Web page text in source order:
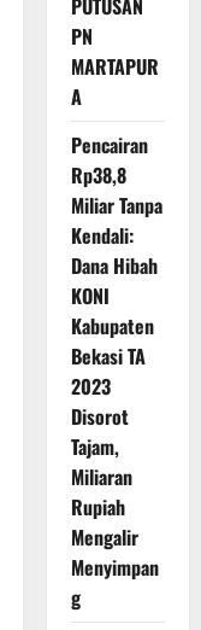
PUTUSAN
PN
MARTAPUR
A
Pencairan
Rp38,8
Miliar Tanpa
Kendali:
Dana Hibah
KONI
Kabupaten
Bekasi TA
2023
Disorot
Tajam,
Miliaran
Rupiah
Mengalir
Menyimpan
g